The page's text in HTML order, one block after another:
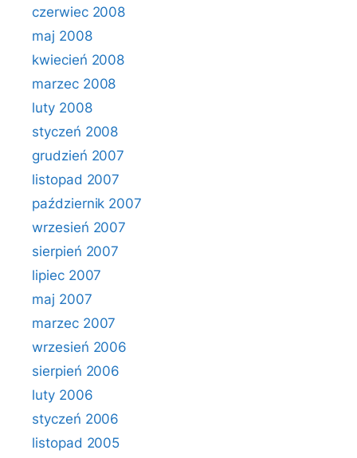
czerwiec 2008
maj 2008
kwiecień 2008
marzec 2008
luty 2008
styczeń 2008
grudzień 2007
listopad 2007
październik 2007
wrzesień 2007
sierpień 2007
lipiec 2007
maj 2007
marzec 2007
wrzesień 2006
sierpień 2006
luty 2006
styczeń 2006
listopad 2005